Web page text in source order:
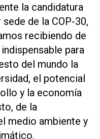
la candidatura
de la COP-30,
recibiendo de
para
del mundo la
el potencial
y la economía
de la
medio ambiente y